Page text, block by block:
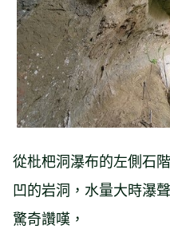
從枇杷洞瀑布的左側石
凹的岩洞，水量大時瀑
驚奇讚嘆，